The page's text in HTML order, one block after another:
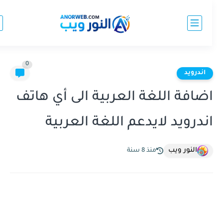
اندرويد
اللغة العربية الى أي هاتف
لايدعم اللغة العربية
النور ويب منذ 8 سنة